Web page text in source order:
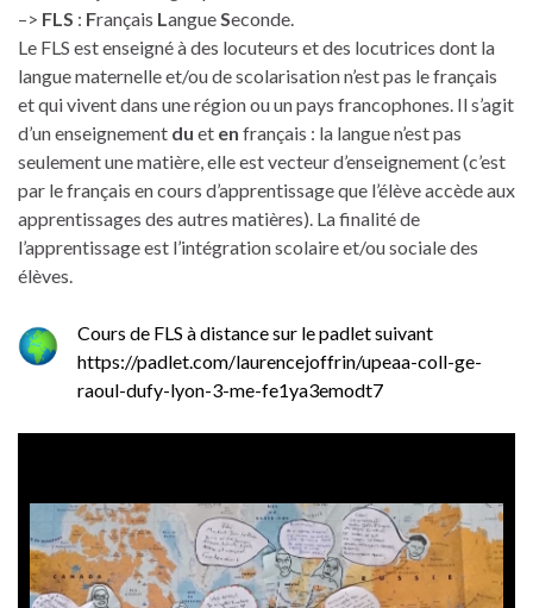
–> FLS : Français L angue Seconde.
Le FLS est enseigné à des locuteurs et des locutrices dont la
langue maternelle et/ou de scolarisation n’est pas le français
et qui vivent dans une région ou un pays francophones. Il s’agit
d’un enseignement du et en français : la langue n’est pas
seulement une matière, elle est vecteur d’enseignement (c’est
par le français en cours d’apprentissage que l’élève accède aux
apprentissages des autres matières). La finalité de
l’apprentissage est l’intégration scolaire et/ou sociale des
élèves.
Cours de FLS à distance sur le padlet suivant
https://padlet.com/laurencejoffrin/upeaa-coll-ge-
raoul-dufy-lyon-3-me-fe1ya3emodt7